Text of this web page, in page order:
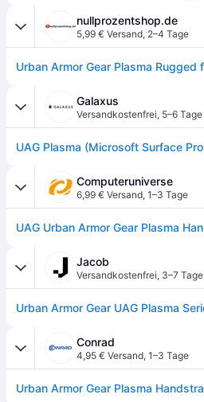
nullprozentshop.de
5,99 € Versand, 2–4 Tage
Galaxus
Versandkostenfrei, 5–6 Tage
Computeruniverse
6,99 € Versand, 1–3 Tage
Jacob
Versandkostenfrei, 3–7 Tage
Conrad
4,95 € Versand, 1–3 Tage